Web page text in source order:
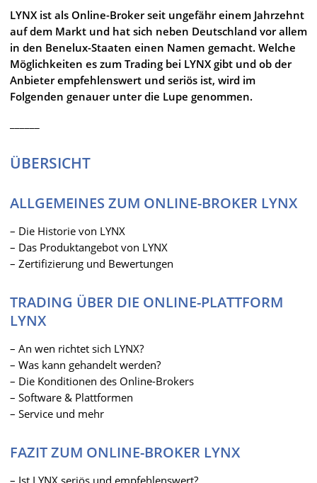
LYNX ist als Online-Broker seit ungefähr einem Jahrzehnt
auf dem Markt und hat sich neben Deutschland vor allem
in den Benelux-Staaten einen Namen gemacht. Welche
Möglichkeiten es zum Trading bei LYNX gibt und ob der
Anbieter empfehlenswert und seriös ist, wird im
Folgenden genauer unter die Lupe genommen.
ÜBERSICHT
ALLGEMEINES ZUM ONLINE-BROKER LYNX
– Die Historie von LYNX
– Das Produktangebot von LYNX
– Zertifizierung und Bewertungen
TRADING ÜBER DIE ONLINE-PLATTFORM
LYNX
– An wen richtet sich LYNX?
– Was kann gehandelt werden?
– Die Konditionen des Online-Brokers
– Software & Plattformen
– Service und mehr
FAZIT ZUM ONLINE-BROKER LYNX